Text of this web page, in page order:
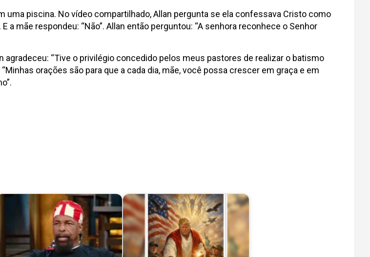
uma piscina. No vídeo compartilhado, Allan pergunta se ela confessava Cristo como
a mãe respondeu: “Não”. Allan então perguntou: “A senhora reconhece o Senhor
“Tive o privilégio concedido pelos meus pastores de realizar o batismo
orações são para que a cada dia, mãe, você possa crescer em graça e em